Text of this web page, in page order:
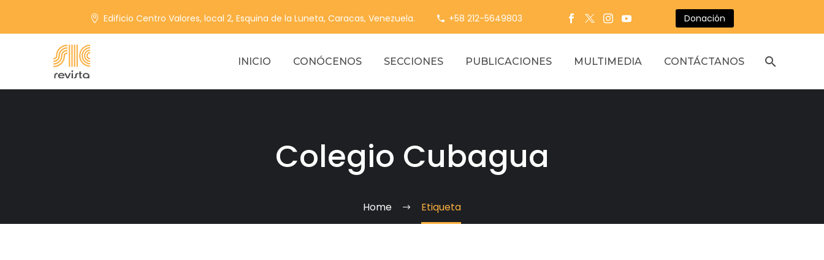
Edificio Centro Valores, local 2, Esquina de la Luneta, Caracas, Venezuela. +58 212-5649803 Donación
INICIO CONÓCENOS SECCIONES PUBLICACIONES MULTIMEDIA CONTÁCTANOS
Colegio Cubagua
Home Etiqueta